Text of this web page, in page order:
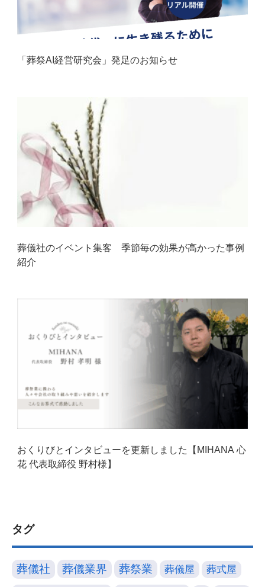
「葬祭AI経営研究会」発足のお知らせ
葬儀社のイベント集客 季節毎の効果が高かった事例
紹介
おくりびとインタビューを更新しました【MIHANA 心
花 代表取締役 野村様】
タグ
葬儀社 葬儀業界 葬祭業 葬儀屋 葬式屋